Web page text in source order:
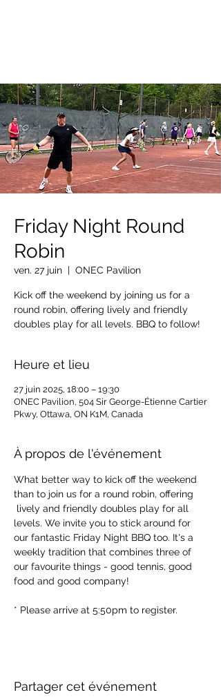
Friday Night Round
Robin
ven. 27 juin
  |
ONEC Pavilion
Kick off the weekend by joining us for a
round robin, offering lively and friendly
doubles play for all levels. BBQ to follow!
Heure et lieu
27 juin 2025, 18:00 – 19:30
ONEC Pavilion, 504 Sir George-Étienne Cartier
Pkwy, Ottawa, ON K1M, Canada
À propos de l'événement
What better way to kick off the weekend
than to join us for a round robin, offering
lively and friendly doubles play for all
levels. We invite you to stick around for
our fantastic Friday Night BBQ too. It's a
weekly tradition that combines three of
our favourite things - good tennis, good
food and good company!
* Please arrive at 5:50pm to register.
Partager cet événement